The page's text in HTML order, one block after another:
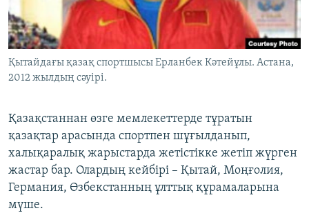
ЖАЗЫЛЫҢЫЗ
Басқа тілдерде
Қытайдағы қазақ спортшысы Ерланбек Кәтейұлы. Астана,
2012 жылдың сәуірі.
Қазақстаннан өзге мемлекеттерде тұратын
қазақтар арасында спортпен шұғылданып,
халықаралық жарыстарда жетістікке жетіп жүрген
жастар бар. Олардың кейбірі – Қытай, Моңғолия,
Германия, Өзбекстанның ұлттық құрамаларына
мүше.